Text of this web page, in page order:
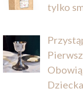
tylko
Dziecka